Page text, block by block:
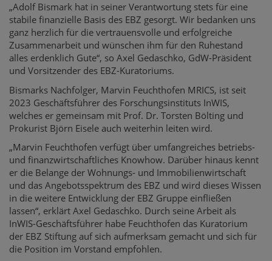
„Adolf Bismark hat in seiner Verantwortung stets für eine
stabile finanzielle Basis des EBZ gesorgt. Wir bedanken uns
ganz herzlich für die vertrauensvolle und erfolgreiche
Zusammenarbeit und wünschen ihm für den Ruhestand
alles erdenklich Gute“, so Axel Gedaschko, GdW-Präsident
und Vorsitzender des EBZ-Kuratoriums.
Bismarks Nachfolger, Marvin Feuchthofen MRICS, ist seit
2023 Geschäftsführer des Forschungsinstituts InWIS,
welches er gemeinsam mit Prof. Dr. Torsten Bölting und
Prokurist Björn Eisele auch weiterhin leiten wird.
„Marvin Feuchthofen verfügt über umfangreiches betriebs-
und finanzwirtschaftliches Knowhow. Darüber hinaus kennt
er die Belange der Wohnungs- und Immobilienwirtschaft
und das Angebotsspektrum des EBZ und wird dieses Wissen
in die weitere Entwicklung der EBZ Gruppe einfließen
lassen“, erklärt Axel Gedaschko. Durch seine Arbeit als
InWIS-Geschäftsführer habe Feuchthofen das Kuratorium
der EBZ Stiftung auf sich aufmerksam gemacht und sich für
die Position im Vorstand empfohlen.